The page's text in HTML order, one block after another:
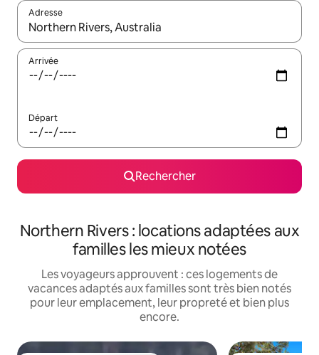
Adresse
Lorsque les résultats s'affichent, utilisez les flèches vers le
Arrivée
Départ
Rechercher
Northern Rivers : locations adaptées aux
familles les mieux notées
Les voyageurs approuvent : ces logements de
vacances adaptés aux familles sont très bien notés
pour leur emplacement, leur propreté et bien plus
encore.